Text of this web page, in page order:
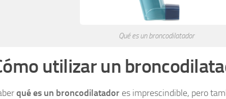
Qué es un broncodilatador
utilizar un
qué es un broncodilatador es imprescindible, pero